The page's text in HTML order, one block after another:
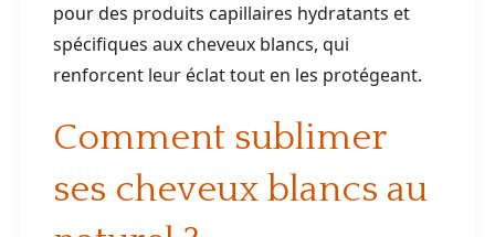
pour des produits capillaires hydratants et
spécifiques aux cheveux blancs, qui
renforcent leur éclat tout en les protégeant.
Comment sublimer
ses cheveux blancs au